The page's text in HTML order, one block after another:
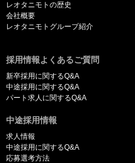
レオタニモトの歴史
会社概要
レオタニモトグループ紹介
採用情報よくあるご質問
新卒採用に関するQ&A
中途採用に関するQ&A
パート求人に関するQ&A
中途採用情報
求人情報
中途採用に関するQ&A
応募選考方法